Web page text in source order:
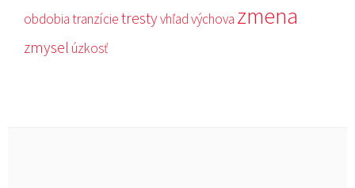
obdobiatranzícietrestyvhľadvýchova zmena
zmysel úzkosť